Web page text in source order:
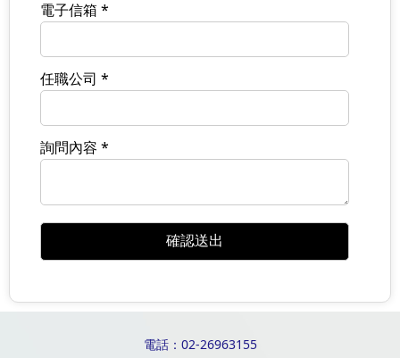
電子信箱 *
任職公司 *
詢問內容 *
電話：02-26963155